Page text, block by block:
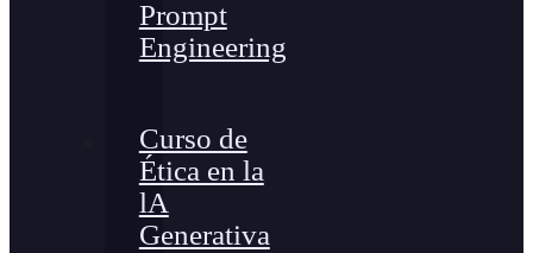
Prompt
Engineering
Curso de
Ética en la
lA
Generativa